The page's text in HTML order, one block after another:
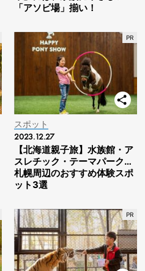
「アソビ場」揃い！
スポット
2023.12.27
【北海道親子旅】水族館・ア
スレチック・テーマパーク…
札幌周辺のおすすめ体験スポ
ット3選